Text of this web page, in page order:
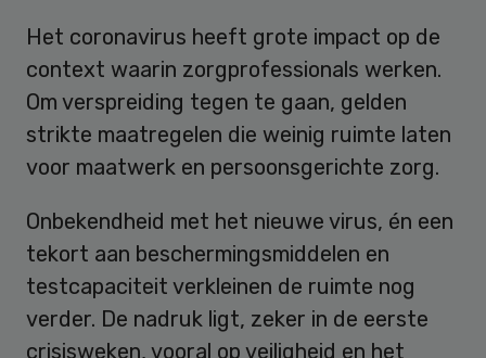
Het coronavirus heeft grote impact op de
context waarin zorgprofessionals werken.
Om verspreiding tegen te gaan, gelden
strikte maatregelen die weinig ruimte laten
voor maatwerk en persoonsgerichte zorg.
Onbekendheid met het nieuwe virus, én een
tekort aan beschermingsmiddelen en
testcapaciteit verkleinen de ruimte nog
verder. De nadruk ligt, zeker in de eerste
crisisweken, vooral op veiligheid en het